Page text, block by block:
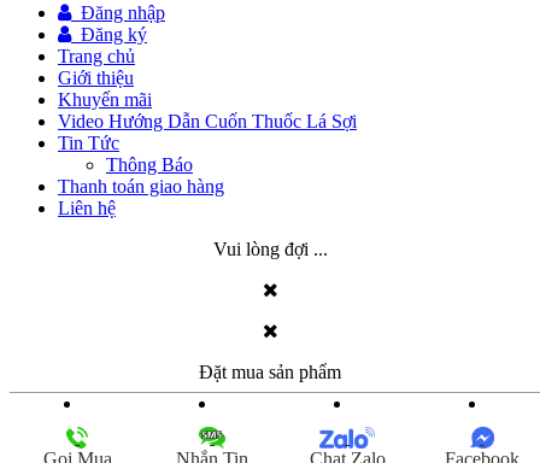
Đăng nhập
Đăng ký
Trang chủ
Giới thiệu
Khuyến mãi
Video Hướng Dẫn Cuốn Thuốc Lá Sợi
Tin Tức
Thông Báo
Thanh toán giao hàng
Liên hệ
Vui lòng đợi ...
Đặt mua sản phẩm
Xem nhanh sản phẩm
Gọi Mua Nhắn Tin Chat Zalo Facebook